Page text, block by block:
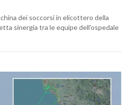
dei soccorsi in elicottero della
sinergia tra le equipe dell'ospedale